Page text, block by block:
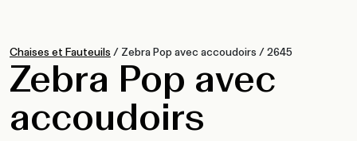
Chaises et Fauteuils / Zebra Pop avec accoudoirs /2645
Zebra Pop avec
accoudoirs